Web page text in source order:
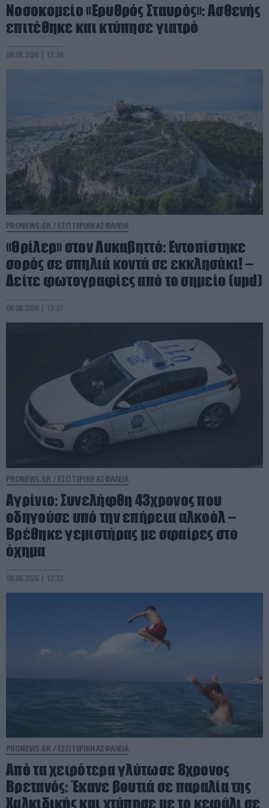
Νοσοκομείο «Ερυθρός Σταυρός»: Ασθενής
επιτέθηκε και κτύπησε γιατρό
08.08.2026 | 13:36
PRONEWS.GR / ΕΣΩΤΕΡΙΚΗ ΑΣΦΑΛΕΙΑ
«Θρίλερ» στον Λυκαβηττό: Εντοπίστηκε
σορός σε σπηλιά κοντά σε εκκλησάκι! –
Δείτε φωτογραφίες από το σημείο (upd)
08.08.2026 | 13:27
PRONEWS.GR / ΕΣΩΤΕΡΙΚΗ ΑΣΦΑΛΕΙΑ
Αγρίνιο: Συνελήφθη 43χρονος που
οδηγούσε υπό την επήρεια αλκοόλ –
Βρέθηκε γεμιστήρας με σφαίρες στο
όχημα
08.08.2026 | 12:32
PRONEWS.GR / ΕΣΩΤΕΡΙΚΗ ΑΣΦΑΛΕΙΑ
Από τα χειρότερα γλύτωσε 8χρονος
Βρετανός: Έκανε βουτιά σε παραλία της
Χαλκιδικής και χτύπησε με το κεφάλι σε